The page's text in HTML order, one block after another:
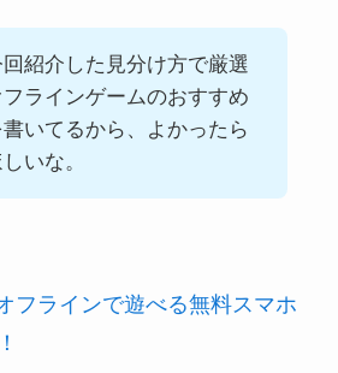
紹介した見分け方で厳選
フラインゲームのおすすめ
いてるから、よかったら
いな。
フラインで遊べる無料スマホ